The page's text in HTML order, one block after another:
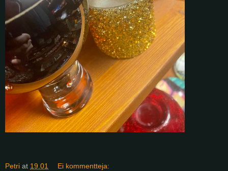
Petri at 19.01 Ei kommentteja: